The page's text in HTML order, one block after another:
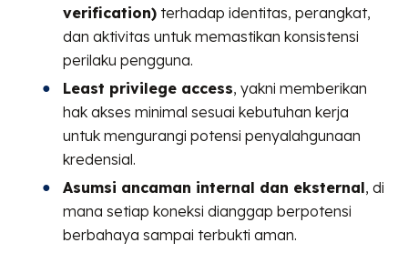
verification) terhadap identitas, perangkat,
dan aktivitas untuk memastikan konsistensi
perilaku pengguna.
Least privilege access, yakni memberikan
hak akses minimal sesuai kebutuhan kerja
untuk mengurangi potensi penyalahgunaan
kredensial.
Asumsi ancaman internal dan eksternal, di
mana setiap koneksi dianggap berpotensi
berbahaya sampai terbukti aman.